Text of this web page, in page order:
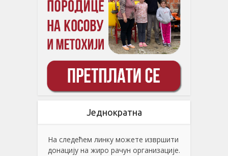
Једнократна
На следећем линку можете извршити
донацију на жиро рачун организације.